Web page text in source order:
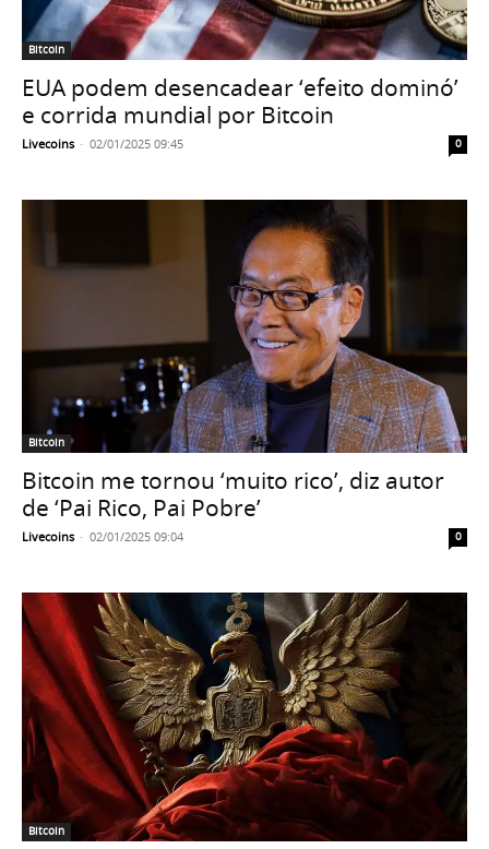
Bitcoin
EUA podem desencadear ‘efeito dominó’
e corrida mundial por Bitcoin
Livecoins - 02/01/2025 09:45 0
Bitcoin
Bitcoin me tornou ‘muito rico’, diz autor
de ‘Pai Rico, Pai Pobre’
Livecoins - 02/01/2025 09:04 0
Bitcoin